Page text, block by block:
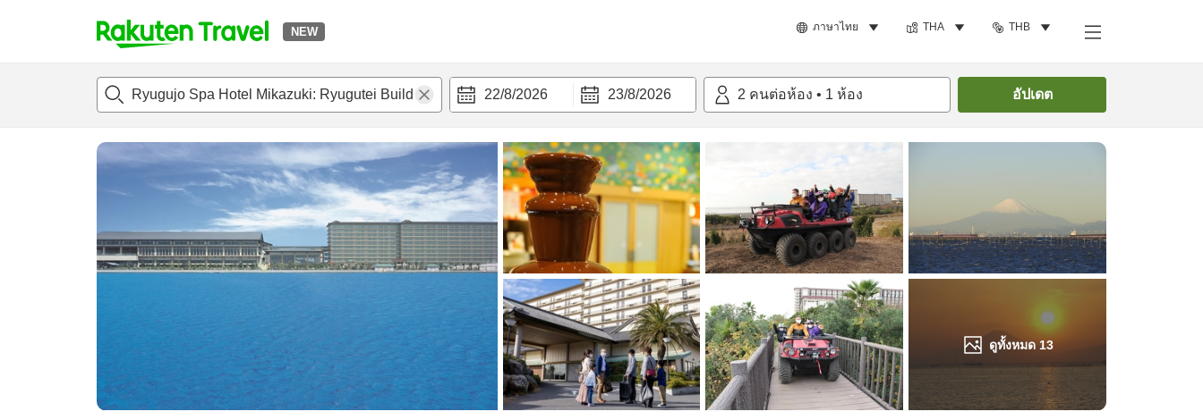
NEW ภาษาไทย THA THB
t
p
a
g
e
a
r
22/8/2026 23/8/2026 2 คนต่อห้อง • 1 ห้อง อัปเดต
ดูทั้งหมด13
แนะนำที่พักห้องพักและแพลนพักรีวิวสิ่่งอำนวยความสะดวก ค้นหาห้องพัก